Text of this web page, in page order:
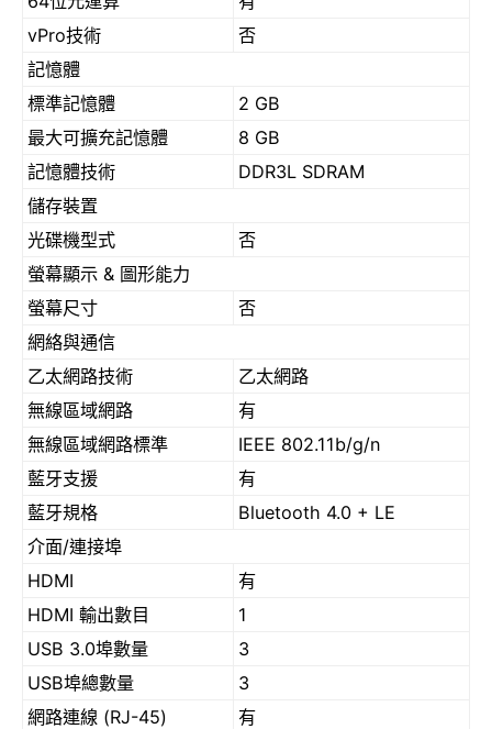
vPro技術
否
記憶體
標準記憶體
2 GB
最大可擴充記憶體
8 GB
記憶體技術
DDR3L SDRAM
儲存裝置
光碟機型式
否
螢幕顯示 & 圖形能力
螢幕尺寸
否
網絡與通信
乙太網路技術
乙太網路
無線區域網路
有
無線區域網路標準
IEEE 802.11b/g/n
藍牙支援
有
藍牙規格
Bluetooth 4.0 + LE
介面/連接埠
HDMI
有
HDMI 輸出數目
1
USB 3.0埠數量
3
USB埠總數量
3
網路連線 (RJ-45)
有